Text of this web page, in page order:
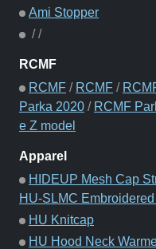
Ami Stopper
//
RCMF
RCMF / RCMF /
Parka 2020 / RCMF
e Z model
Apparel
HIDEUP Mesh Cap
HU-SLMC
HU Knitcap
HU Hood Neck